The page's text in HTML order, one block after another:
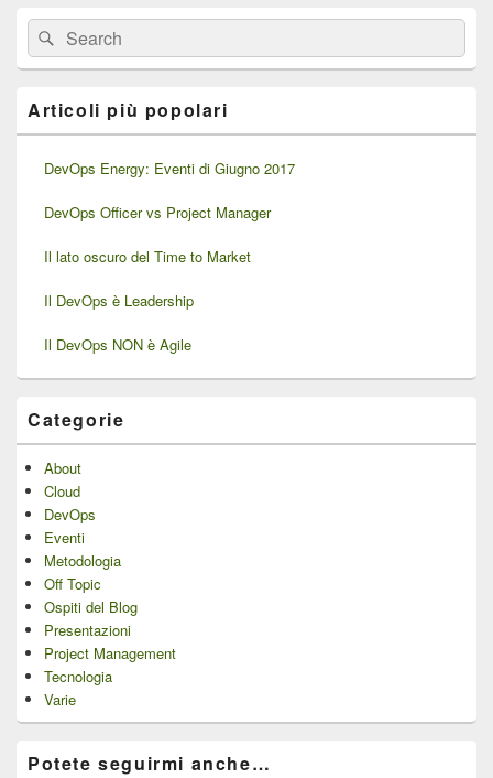
Area
widget
barra
laterale
Cerca:Cerca
Articoli più popolari
DevOps Energy: Eventi di Giugno 2017
DevOps Officer vs Project Manager
Il lato oscuro del Time to Market
Il DevOps è Leadership
Il DevOps NON è Agile
Categorie
About
Cloud
DevOps
Eventi
Metodologia
Off Topic
Ospiti del Blog
Presentazioni
Project Management
Tecnologia
Varie
Potete seguirmi anche…